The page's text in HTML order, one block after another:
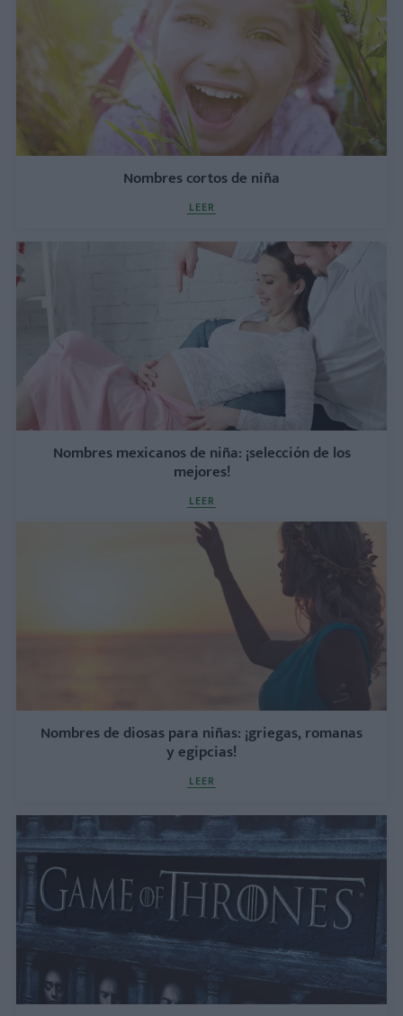
Nombres cortos de niña
LEER
Nombres mexicanos de niña: ¡selección de los
mejores!
LEER
Nombres de diosas para niñas: ¡griegas, romanas
y egipcias!
LEER